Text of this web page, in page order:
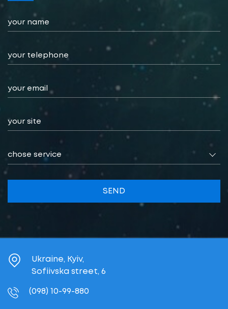
chose service
SEND
Ukraine, Kyiv,
Sofiivska street, 6
(098) 10-99-880